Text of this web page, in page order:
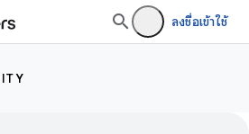
ลงชื่อเข้าใช้